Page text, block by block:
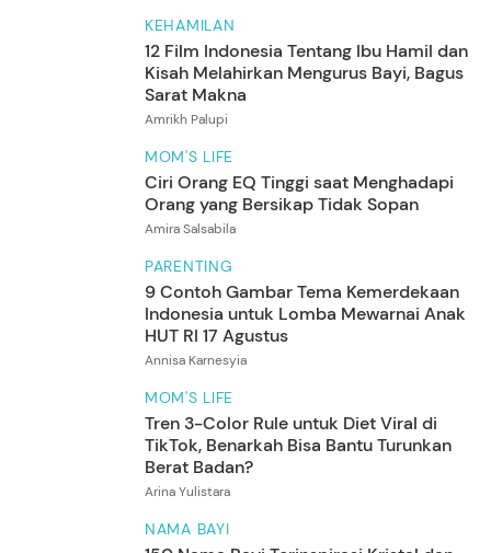
KEHAMILAN
12 Film Indonesia Tentang Ibu Hamil dan
Kisah Melahirkan Mengurus Bayi, Bagus
Sarat Makna
Amrikh Palupi
MOM'S LIFE
Ciri Orang EQ Tinggi saat Menghadapi
Orang yang Bersikap Tidak Sopan
Amira Salsabila
PARENTING
9 Contoh Gambar Tema Kemerdekaan
Indonesia untuk Lomba Mewarnai Anak
HUT RI 17 Agustus
Annisa Karnesyia
MOM'S LIFE
Tren 3-Color Rule untuk Diet Viral di
TikTok, Benarkah Bisa Bantu Turunkan
Berat Badan?
Arina Yulistara
NAMA BAYI